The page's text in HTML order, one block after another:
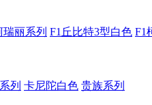
瑞丽系列 F1丘比特3型白色 F1
列 卡尼陀白色 贵族系列